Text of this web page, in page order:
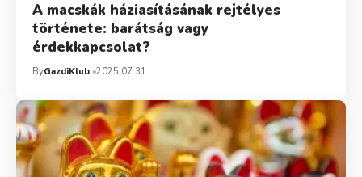
A macskák háziasításának rejtélyes
története: barátság vagy
érdekkapcsolat?
ByGazdiKlub 2025.07.31.